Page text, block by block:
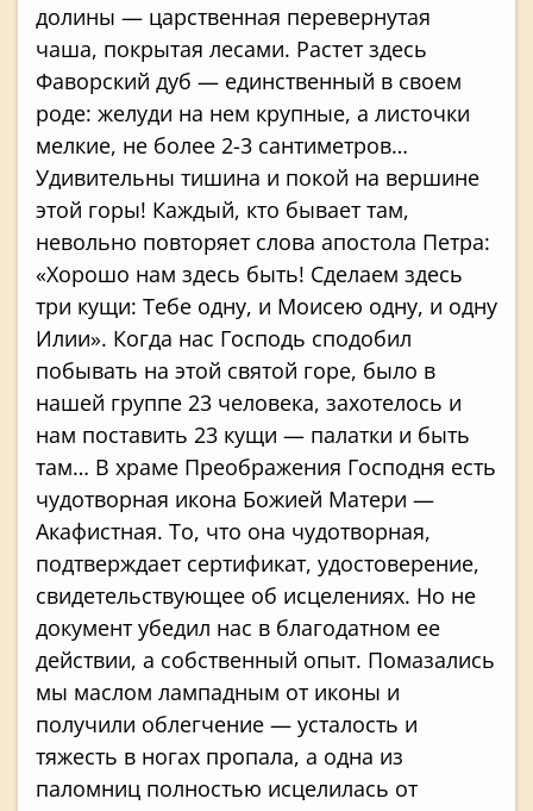
долины — царственная пере­вернутая
чаша, покрытая лесами. Растет здесь
Фаворский дуб — единственный в своем
роде: желуди на нем крупные, а листочки
мелкие, не более 2-3 сантиметров…
Удивительны тишина и покой на вершине
этой горы! Каждый, кто бывает там,
невольно повторяет слова апостола Петра:
«Хорошо нам здесь быть! Сделаем здесь
три кущи: Тебе одну, и Моисею одну, и одну
Илии». Когда нас Господь сподобил
побывать на этой святой горе, было в
нашей группе 23 человека, захотелось и
нам поставить 23 кущи — палатки и быть
там… В храме Преображения Господня есть
чудотворная икона Божией Матери —
Акафистная. То, что она чудотворная,
подтверждает сертификат, удостоверение,
сви­детельствующее об исцелениях. Но не
документ убедил нас в благодатном ее
действии, а со­бственный опыт. Помазались
мы маслом лам­падным от иконы и
получили облегчение — усталость и
тяжесть в ногах пропала, а одна из
паломниц полностью исцелилась от